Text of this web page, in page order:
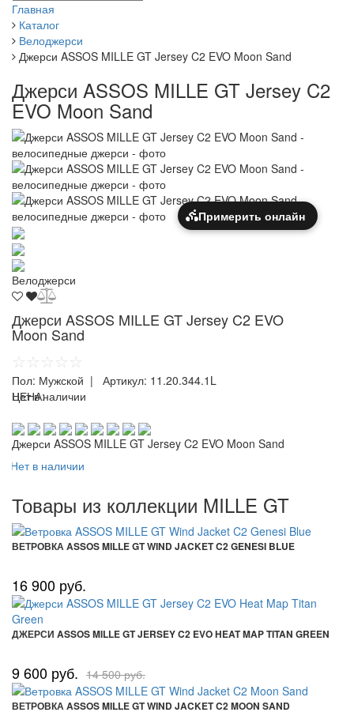
Главная
Каталог
Велоджерси
Джерси ASSOS MILLE GT Jersey C2 EVO Moon Sand
Джерси ASSOS MILLE GT Jersey C2
EVO Moon Sand
Примерить онлайн
Велоджерси
Джерси ASSOS MILLE GT Jersey C2 EVO
Moon Sand
☆☆☆☆☆
Пол: Мужской | Артикул: 11.20.344.1L
ЦЕНА:
Нет в наличии
Джерси ASSOS MILLE GT Jersey C2 EVO Moon Sand
Нет в наличии
Товары из коллекции MILLE GT
ВЕТРОВКА ASSOS MILLE GT WIND JACKET C2 GENESI BLUE
16 900 руб.
ДЖЕРСИ ASSOS MILLE GT JERSEY C2 EVO HEAT MAP TITAN GREEN
9 600 руб. 14 500 руб.
ВЕТРОВКА ASSOS MILLE GT WIND JACKET C2 MOON SAND